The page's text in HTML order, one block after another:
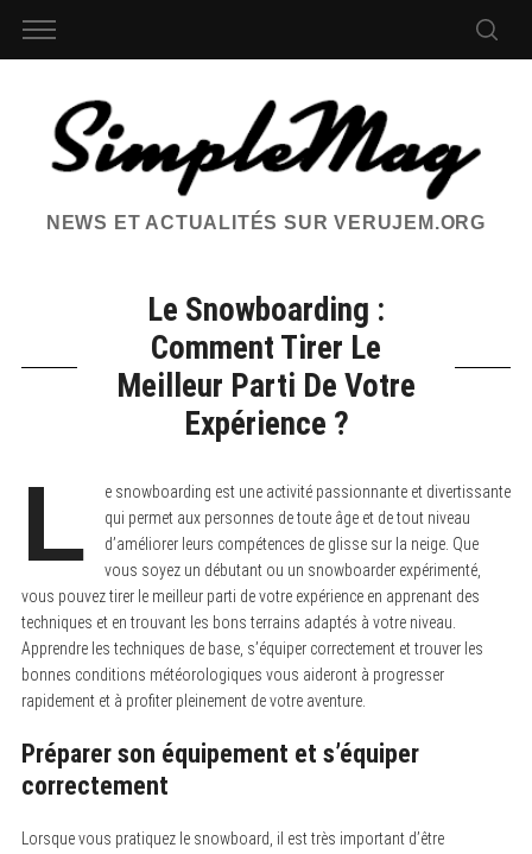
NEWS ET ACTUALITÉS SUR VERUJEM.ORG
Le Snowboarding :
Comment Tirer Le
Meilleur Parti De Votre
Expérience ?
L
e snowboarding est une activité passionnante et divertissante
qui permet aux personnes de toute âge et de tout niveau
d’améliorer leurs compétences de glisse sur la neige. Que
vous soyez un débutant ou un snowboarder expérimenté,
vous pouvez tirer le meilleur parti de votre expérience en apprenant des
techniques et en trouvant les bons terrains adaptés à votre niveau.
Apprendre les techniques de base, s’équiper correctement et trouver les
bonnes conditions météorologiques vous aideront à progresser
rapidement et à profiter pleinement de votre aventure.
Préparer son équipement et s’équiper
correctement
Lorsque vous pratiquez le snowboard, il est très important d’être